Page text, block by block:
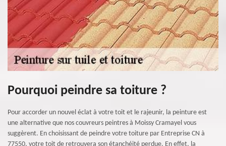
Pourquoi peindre sa toiture ?
Pour accorder un nouvel éclat à votre toit et le rajeunir, la peinture est
une alternative que nos couvreurs peintres à Moissy Cramayel vous
suggèrent. En choisissant de peindre votre toiture par Entreprise CN à
77550, votre toit de retrouvera son étanchéité perdue. En effet, la